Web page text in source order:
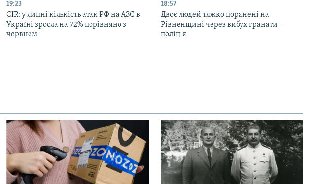
19:23
CIR: у липні кількість атак РФ на АЗС в
Україні зросла на 72% порівняно з
червнем
18:57
Двоє людей тяжко поранені на
Рівненщині через вибух гранати –
поліція